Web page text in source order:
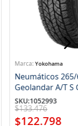
Yokohama
Neumáticos 265/
SKU:1052993
$133.476
$122.798